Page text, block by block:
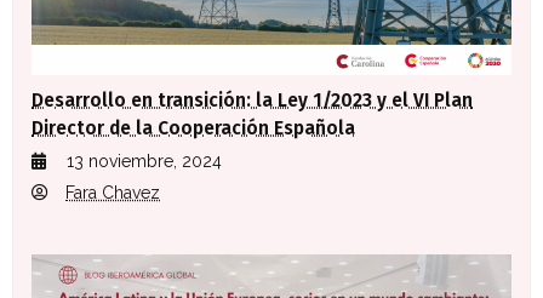
Desarrollo en transición: la Ley 1/2023 y el VI Plan
Director de la Cooperación Española
13 noviembre, 2024
Fara Chavez